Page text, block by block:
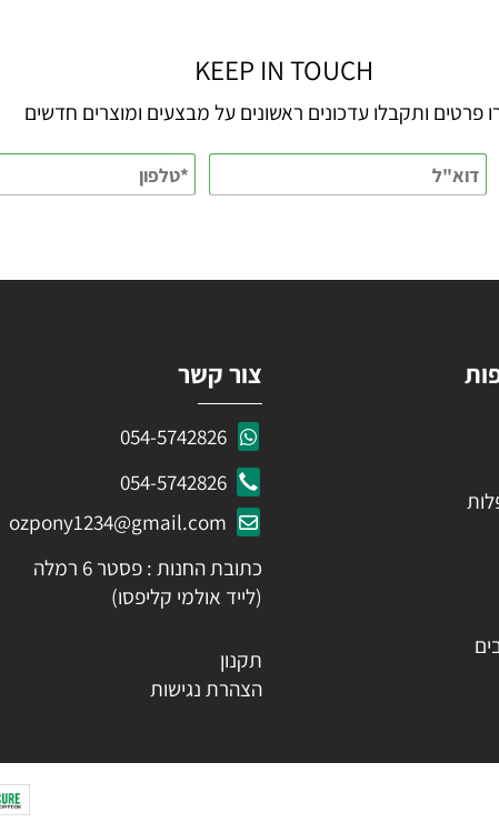
KEEP IN TOUCH
צור קשר
054-5742826
ozpony1234@gmail.com